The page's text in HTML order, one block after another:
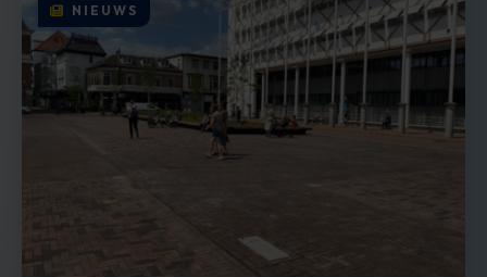
NIEUWS